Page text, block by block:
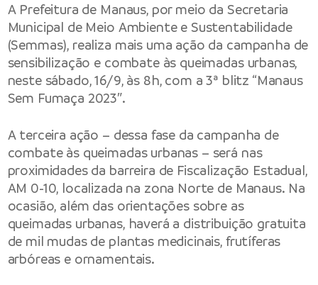
A Prefeitura de Manaus, por meio da Secretaria
Municipal de Meio Ambiente e Sustentabilidade
(Semmas), realiza mais uma ação da campanha de
sensibilização e combate às queimadas urbanas,
neste sábado, 16/9, às 8h, com a 3ª blitz “Manaus
Sem Fumaça 2023″.
A terceira ação – dessa fase da campanha de
combate às queimadas urbanas – será nas
proximidades da barreira de Fiscalização Estadual,
AM 0-10, localizada na zona Norte de Manaus. Na
ocasião, além das orientações sobre as
queimadas urbanas, haverá a distribuição gratuita
de mil mudas de plantas medicinais, frutíferas
arbóreas e ornamentais.